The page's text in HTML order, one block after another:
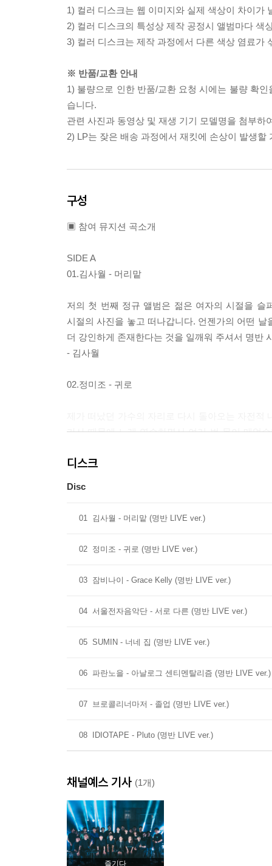
1) 컬러 디스크는 웹 이미지와 실제 색상이 차이가
2) 컬러 디스크의 특성상 제작 공정시 앨범마다 색
3) 컬러 디스크는 제작 과정에서 다른 색상 염료가
※ 반품/교환 안내
1) 불량으로 인한 반품/교환 요청 시에는 불량 확
습니다.
관련 사진과 동영상 및 재생 기기 모델명을 첨부하
2) LP는 잦은 배송 과정에서 재킷에 손상이 발생
구성
▣ 참여 뮤지션 곡소개
SIDE A
01.김사월 - 머리맡
저의 첫 번째 정규 앨범은 젊은 여자의 시절을 슬
시절의 사진을 놓고 떠나갑니다. 언젠가의 어떤
더 강인하게 존재한다는 것을 일깨워 주셔서 명반
- 김사월
02.정미조 - 귀로
가사 때문에 노래 연습하면서 여러 번 목이 메었
- 정미조
사랑받는 곡인 ‘서로 다른’의 공감 라이브 버
- 서울전자음악단
SIDE B
사랑이라는 감정과 소재를 가장 반짝거릴 수 있도
저를 더 사랑할 수 있는 계기가 된 것 같아요. 저
EBS 공감 제작진분들께 진심으로 감사의 인사 전
- SUMIN
디스크
Disc
01 김사월 - 머리맡 (명반 LIVE ver.)
02 정미조 - 귀로 (명반 LIVE ver.)
03 잠비나이 - Grace Kelly (명반 LIVE ver.)
04 서울전자음악단 - 서로 다른 (명반 LIVE ver.)
05 SUMIN - 너네 집 (명반 LIVE ver.)
06 파란노을 - 아날로그 센티멘탈리즘 (명반 LIVE ver.)
07 브로콜리너마저 - 졸업 (명반 LIVE ver.)
08 IDIOTAPE - Pluto (명반 LIVE ver.)
채널예스 기사 (1개)
즐기다